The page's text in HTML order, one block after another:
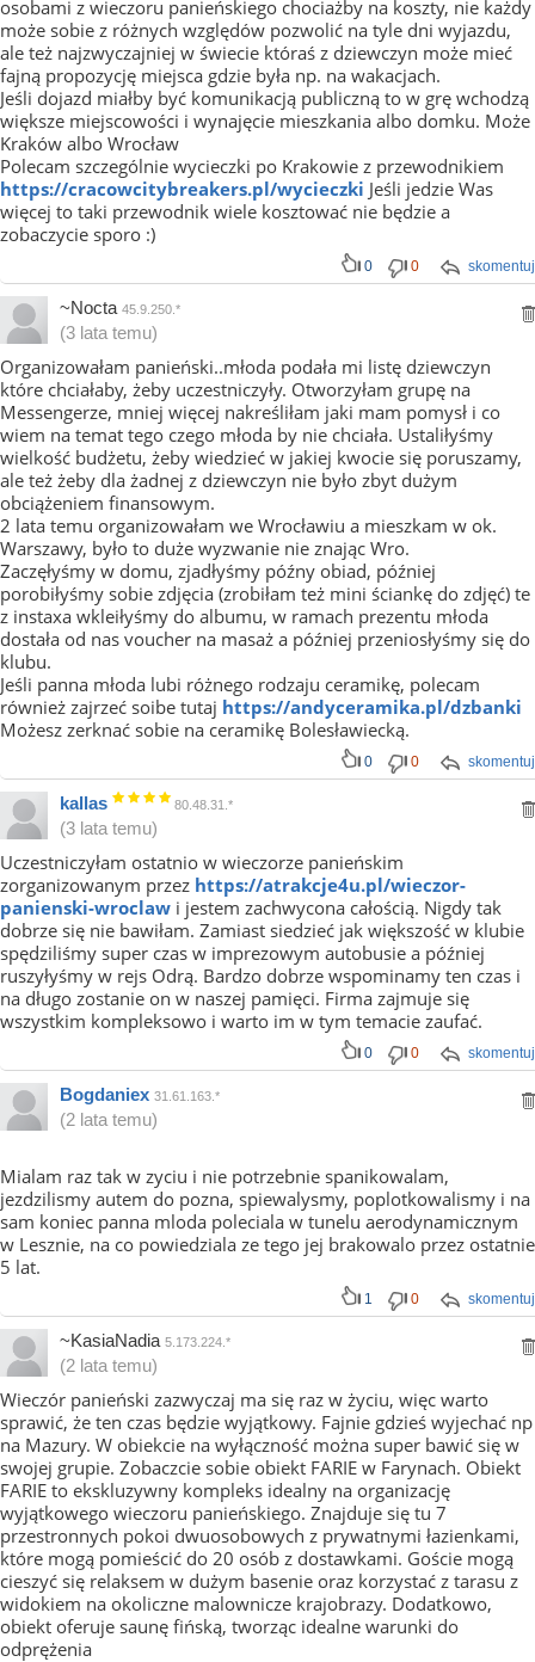
osobami z wieczoru panieńskiego chociażby na koszty, nie każdy
może sobie z różnych względów pozwolić na tyle dni wyjazdu,
ale też najzwyczajniej w świecie któraś z dziewczyn może mieć
fajną propozycję miejsca gdzie była np. na wakacjach.
Jeśli dojazd miałby być komunikacją publiczną to w grę wchodzą
większe miejscowości i wynajęcie mieszkania albo domku. Może
Kraków albo Wrocław
Polecam szczególnie wycieczki po Krakowie z przewodnikiem
https://cracowcitybreakers.pl/wycieczki Jeśli jedzie Was
więcej to taki przewodnik wiele kosztować nie będzie a
zobaczycie sporo :)
skomentuj
0 0
~Nocta 45.9.250.*
(3 lata temu)
Organizowałam panieński..młoda podała mi listę dziewczyn
które chciałaby, żeby uczestniczyły. Otworzyłam grupę na
Messengerze, mniej więcej nakreśliłam jaki mam pomysł i co
wiem na temat tego czego młoda by nie chciała. Ustaliłyśmy
wielkość budżetu, żeby wiedzieć w jakiej kwocie się poruszamy,
ale też żeby dla żadnej z dziewczyn nie było zbyt dużym
obciążeniem finansowym.
2 lata temu organizowałam we Wrocławiu a mieszkam w ok.
Warszawy, było to duże wyzwanie nie znając Wro.
Zaczęłyśmy w domu, zjadłyśmy późny obiad, później
porobiłyśmy sobie zdjęcia (zrobiłam też mini ściankę do zdjęć) te
z instaxa wkleiłyśmy do albumu, w ramach prezentu młoda
dostała od nas voucher na masaż a później przeniosłyśmy się do
klubu.
Jeśli panna młoda lubi różnego rodzaju ceramikę, polecam
również zajrzeć soibe tutaj https://andyceramika.pl/dzbanki
Możesz zerknać sobie na ceramikę Bolesławiecką.
skomentuj
0 0
kallas 80.48.31.*
(3 lata temu)
Uczestniczyłam ostatnio w wieczorze panieńskim
zorganizowanym przez https://atrakcje4u.pl/wieczor-
panienski-wroclaw i jestem zachwycona całością. Nigdy tak
dobrze się nie bawiłam. Zamiast siedzieć jak większość w klubie
spędziliśmy super czas w imprezowym autobusie a później
ruszyłyśmy w rejs Odrą. Bardzo dobrze wspominamy ten czas i
na długo zostanie on w naszej pamięci. Firma zajmuje się
wszystkim kompleksowo i warto im w tym temacie zaufać.
skomentuj
0 0
Bogdaniex 31.61.163.*
(2 lata temu)
Mialam raz tak w zyciu i nie potrzebnie spanikowalam,
jezdzilismy autem do pozna, spiewalysmy, poplotkowalismy i na
sam koniec panna mloda poleciala w tunelu aerodynamicznym
w Lesznie, na co powiedziala ze tego jej brakowalo przez ostatnie
5 lat.
skomentuj
1 0
~KasiaNadia 5.173.224.*
(2 lata temu)
Wieczór panieński zazwyczaj ma się raz w życiu, więc warto
sprawić, że ten czas będzie wyjątkowy. Fajnie gdzieś wyjechać np
na Mazury. W obiekcie na wyłączność można super bawić się w
swojej grupie. Zobaczcie sobie obiekt FARIE w Farynach. Obiekt
FARIE to ekskluzywny kompleks idealny na organizację
wyjątkowego wieczoru panieńskiego. Znajduje się tu 7
przestronnych pokoi dwuosobowych z prywatnymi łazienkami,
które mogą pomieścić do 20 osób z dostawkami. Goście mogą
cieszyć się relaksem w dużym basenie oraz korzystać z tarasu z
widokiem na okoliczne malownicze krajobrazy. Dodatkowo,
obiekt oferuje saunę fińską, tworząc idealne warunki do
odprężenia